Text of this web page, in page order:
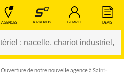
AGENCES A PROPOS COMPTE DEVIS
Changer
Ouverture de notre nouvelle agence à Saint-